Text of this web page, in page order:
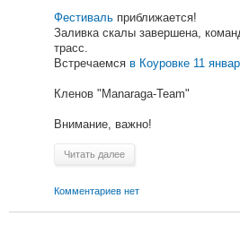
Фестиваль приближается!
Заливка скалы завершена,
трасс.
Встречаемся в Коуровке 11
Кленов "Manaraga-Team"
Внимание, важно!
Читать далее
Комментариев нет